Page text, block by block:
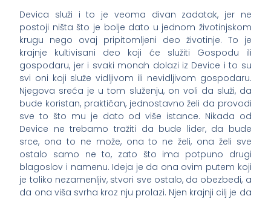
Devica služi i to je veoma divan zadatak, jer ne
postoji ništa što je bolje dato u jednom životinjskom
krugu nego ovaj pripitomljeni deo životinje. To je
krajnje kultivisani deo koji će služiti Gospodu ili
gospodaru, jer i svaki monah dolazi iz Device i to su
svi oni koji služe vidljivom ili nevidljivom gospodaru.
Njegova sreća je u tom služenju, on voli da služi, da
bude koristan, praktičan, jednostavno želi da provodi
sve to što mu je dato od više istance. Nikada od
Device ne trebamo tražiti da bude lider, da bude
srce, ona to ne može, ona to ne želi, ona želi sve
ostalo samo ne to, zato što ima potpuno drugi
blagoslov i namenu. Ideja je da ona ovim putem koji
je toliko nezamenljiv, stvori sve ostalo, da obezbedi, a
da ona viša svrha kroz nju prolazi. Njen krajnji cilj je da